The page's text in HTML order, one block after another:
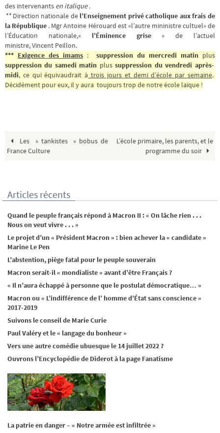
des intervenants en italique .
**Direction nationale del’Enseignement privé catholique aux frais de
la République . Mgr Antoine Hérouard est «l’autre mininistre cultuel» de
l’Éducation nationale,« l’Éminence grise» de l’actuel
ministre, Vincent Peillon.
*** Exigence des imams : suppression du mercredi matin plus
suppression du samedi matin plussuppression du vendredi après-
midi, ce qui équivaudrait à trois jours et demi d’école par semaine.
Décidément pour eux, il y aura toujours trop de notre école laïque !
Les » tankistes » bobus de
France Culture
L’école primaire, les parents, et le
programme du soir
Articles récents
Quand le peuple français répond à Macron II : « On lâche rien . . .
Nous on veut vivre . . . »
Le projet d’un « Président Macron » : bien achever la « candidate »
Marine Le Pen
L’abstention, piège fatal pour le peuple souverain
Macron serait-il « mondialiste » avant d’être Français ?
« Il n’aura échappé à personne que le postulat démocratique… »
Macron ou « L’indifférence de l’ homme d’État sans conscience »
2017-2019
Suivons le conseil de Marie Curie
Paul Valéry et le « langage du bonheur »
Vers une autre comédie ubuesque le 14 juillet 2022 ?
Ouvrons l’Encyclopédie de Diderot à la page Fanatisme
La patrie en danger – « Notre armée est infiltrée »